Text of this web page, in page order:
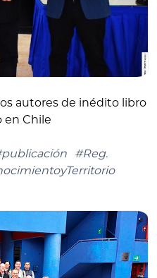
autores de inédito libro
en Chile
#Reg.